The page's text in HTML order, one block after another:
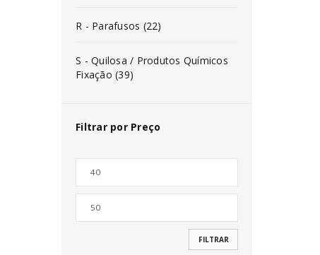
*
R - Parafusos (22)
S - Quilosa / Produtos Químicos
Fixação (39)
Filtrar por Preço
FILTRAR